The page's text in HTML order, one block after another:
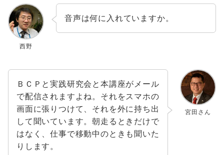
西野
音声は何に入れていますか。
宮田さん
ＢＣＰと実践研究会と本講座がメール
で配信されますよね。それをスマホの
画面に張りつけて、それを外に持ち出
して聞いています。朝走るときだけで
はなく、仕事で移動中のときも聞いた
りします。